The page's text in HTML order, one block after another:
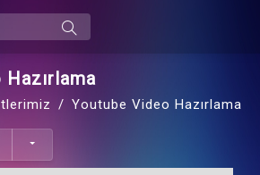
Youtube Video Hazırlama